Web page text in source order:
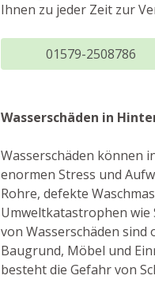
Ihnen zu jeder Zeit zur
01579-2508786
Wasserschäden in
Wasserschäden können
enormen Stress und
Rohre, defekte
Umweltkatastrophen
von Wasserschäden sind
Baugrund, Möbel und
besteht die Gefahr von